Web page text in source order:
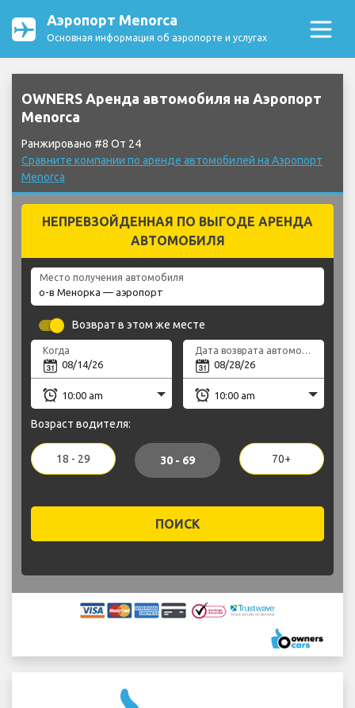
Аэропорт Menorca
Основная информация об аэропорте и услугах
OWNERS Аренда автомобиля на Аэропорт
Menorca
Ранжировано #8 От 24
Сравните компании по аренде автомобилей на Аэропорт
Menorca
НЕПРЕВЗОЙДЕННАЯ ПО ВЫГОДЕ АРЕНДА
АВТОМОБИЛЯ
Место получения автомобиля
Возврат в этом же месте
Когда Дата возврата автомобиля
Возраст водителя:
18 - 29 30 - 69 70+
ПОИСК